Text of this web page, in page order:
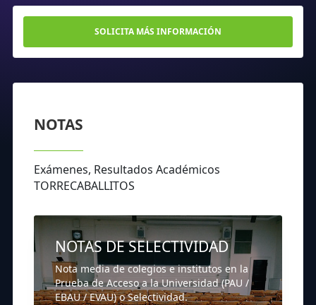
SOLICITA MÁS INFORMACIÓN
NOTAS
Exámenes, Resultados Académicos
TORRECABALLITOS
NOTAS DE SELECTIVIDAD
Nota media de colegios e institutos en la
Prueba de Acceso a la Universidad (PAU /
EBAU / EVAU) o Selectividad.